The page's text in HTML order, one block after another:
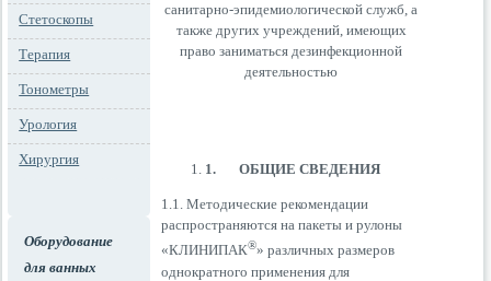
Стетоскопы
Терапия
Тонометры
Урология
Хирургия
Оборудование
для ванных
санитарно-эпидемиологической служб, а
также других учреждений, имеющих
право заниматься дезинфекционной
деятельностью
1.ОБЩИЕ СВЕДЕНИЯ
1.1. Методические рекомендации
распространяются на пакеты и рулоны
«КЛИНИПАК®» различных размеров
однократного применения для